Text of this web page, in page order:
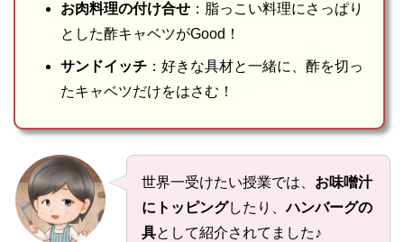
お肉料理の付け合せ ：脂っこい料理にさっぱり
とした酢キャベツがGood！
サンドイッチ ：好きな具材と一緒に、酢を切っ
たキャベツだけをはさむ！
世界一受けたい授業では、 お味噌汁
にトッピングしたり、ハンバーグの
具として紹介されてました♪